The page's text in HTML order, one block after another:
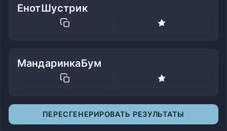
ЕнотШустрик
МандаринкаБум
ПЕРЕСГЕНЕРИРОВАТЬ РЕЗУЛЬТАТЫ